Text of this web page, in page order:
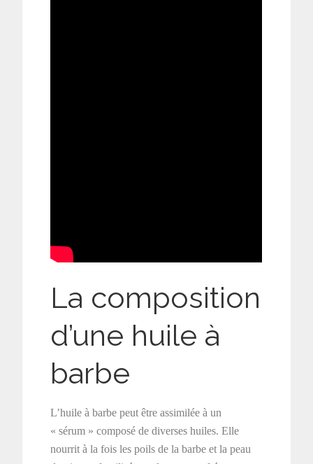
La composition
d’une huile à
barbe
L’huile à barbe peut être assimilée à un
« sérum » composé de diverses huiles. Elle
nourrit à la fois les poils de la barbe et la peau